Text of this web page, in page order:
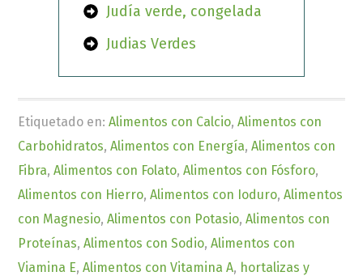
Judía verde, congelada
Judias Verdes
Etiquetado en:Alimentos con Calcio,Alimentos con
Carbohidratos,Alimentos con Energía,Alimentos con
Fibra,Alimentos con Folato,Alimentos con Fósforo,
Alimentos con Hierro,Alimentos con Ioduro,Alimentos
con Magnesio,Alimentos con Potasio,Alimentos con
Proteínas,Alimentos con Sodio,Alimentos con
Viamina E,Alimentos con Vitamina A, hortalizas y